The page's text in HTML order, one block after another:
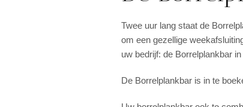
Twee uur lang staat de
om een gezellige
uw bedrijf: de Borrelplankbar
De Borrelplankbar is in te